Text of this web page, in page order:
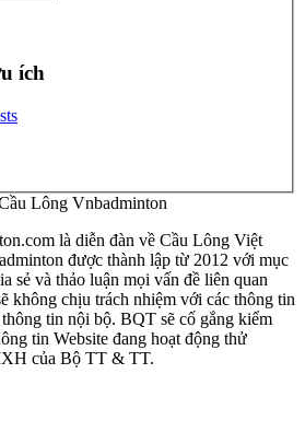
ích
Lông Vnbadminton
là diễn đàn về Cầu Lông Việt
được thành lập từ 2012 với mục
sẻ và thảo luận mọi vấn đề liên quan
không chịu trách nhiệm với các thông tin
tin nội bộ. BQT sẽ cố gắng kiểm
tin Website đang hoạt động thử
của Bộ TT & TT.